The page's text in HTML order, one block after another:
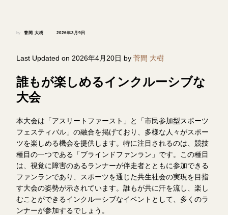
by 菅間 大樹 2026年3月9日
Last Updated on 2026年4月20日 by 菅間 大樹
誰もが楽しめるインクルーシブな
大会
本大会は「アスリートファースト」と「市民参加型スポーツ
フェスティバル」の融合を掲げており、多様な人々がスポー
ツを楽しめる機会を提供します。特に注目されるのは、競技
種目の一つである「ブラインドファンラン」です。この種目
は、視覚に障害のあるランナーが伴走者とともに参加できる
ファンランであり、スポーツを通じた共生社会の実現を目指
す大会の姿勢が示されています。誰もが共に汗を流し、楽し
むことができるインクルーシブなイベントとして、多くのラ
ンナーが参加するでしょう。